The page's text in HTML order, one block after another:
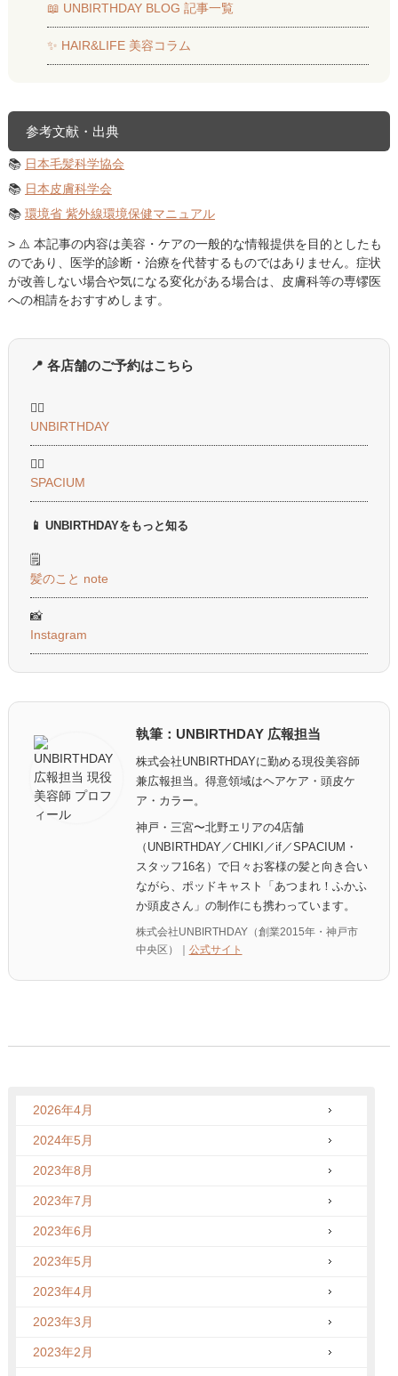
📖 UNBIRTHDAY BLOG 記事一覧
✨ HAIR&LIFE 美容コラム
参考文献・出典
📚 日本毛髪科学協会
📚 日本皮膚科学会
📚 環境省 紫外線環境保健マニュアル
> ⚠️ 本記事の内容は美容・ケアの一般的な情報提供を目的としたも
のであり、医学的診断・治療を代替するものではありません。症状
が改善しない場合や気になる変化がある場合は、皮膚科等の専镠医
への相請をおすすめします。
📍 各店舗のご予約はこちら
💇‍♀️
UNBIRTHDAY
💇‍♀️
SPACIUM
📱 UNBIRTHDAYをもっと知る
🗒️
髪のこと note
📸
Instagram
執筆：UNBIRTHDAY 広報担当
株式会社UNBIRTHDAYに勤める現役美容師
兼広報担当。得意領域はヘアケア・頭皮ケ
ア・カラー。
神戸・三宮〜北野エリアの4店舗
（UNBIRTHDAY／CHIKI／if／SPACIUM・
スタッフ16名）で日々お客様の髪と向き合い
ながら、ポッドキャスト「あつまれ！ふかふ
か頭皮さん」の制作にも携わっています。
株式会社UNBIRTHDAY（創業2015年・神戸市
中央区）｜ 公式サイト
2026年4月
2024年5月
2023年8月
2023年7月
2023年6月
2023年5月
2023年4月
2023年3月
2023年2月